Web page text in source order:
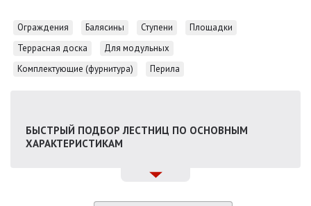
Ограждения Балясины Ступени
Площадки
Террасная доска
Для модульных
Комплектующие (фурнитура)
Перила
БЫСТРЫЙ ПОДБОР ЛЕСТНИЦ ПО ОСНОВНЫМ
ХАРАКТЕРИСТИКАМ